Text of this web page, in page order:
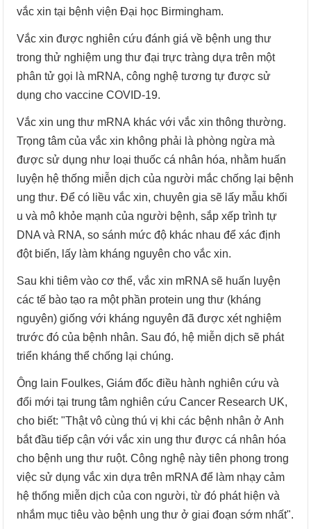
vắc xin tại bệnh viện Đại học Birmingham.
Vắc xin được nghiên cứu đánh giá về bệnh ung thư
trong thử nghiệm ung thư đại trực tràng dựa trên một
phân tử gọi là mRNA, công nghệ tương tự được sử
dụng cho vaccine COVID-19.
Vắc xin ung thư mRNA khác với vắc xin thông thường.
Trọng tâm của vắc xin không phải là phòng ngừa mà
được sử dụng như loại thuốc cá nhân hóa, nhằm huấn
luyện hệ thống miễn dịch của người mắc chống lại bệnh
ung thư. Để có liều vắc xin, chuyên gia sẽ lấy mẫu khối
u và mô khỏe mạnh của người bệnh, sắp xếp trình tự
DNA và RNA, so sánh mức độ khác nhau để xác định
đột biến, lấy làm kháng nguyên cho vắc xin.
Sau khi tiêm vào cơ thể, vắc xin mRNA sẽ huấn luyện
các tế bào tạo ra một phần protein ung thư (kháng
nguyên) giống với kháng nguyên đã được xét nghiệm
trước đó của bệnh nhân. Sau đó, hệ miễn dịch sẽ phát
triển kháng thể chống lại chúng.
Ông Iain Foulkes, Giám đốc điều hành nghiên cứu và
đổi mới tại trung tâm nghiên cứu Cancer Research UK,
cho biết: "Thật vô cùng thú vị khi các bệnh nhân ở Anh
bắt đầu tiếp cận với vắc xin ung thư được cá nhân hóa
cho bệnh ung thư ruột. Công nghệ này tiên phong trong
việc sử dụng vắc xin dựa trên mRNA để làm nhạy cảm
hệ thống miễn dịch của con người, từ đó phát hiện và
nhắm mục tiêu vào bệnh ung thư ở giai đoạn sớm nhất".